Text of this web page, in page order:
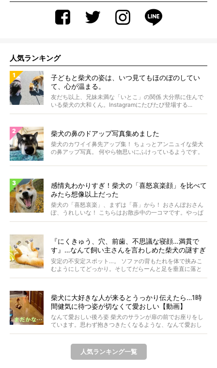
人気ランキング
子どもと柴犬の姿は、いつ見てもほのぼのしてい
て、心が温まる。
友だち以上、兄妹未満な「いとこ」の関係 大分県に住んで
いる柴犬の大和くん。Instagramにたびたび登場する...
柴犬の鼻のドアップ写真集めました
柴犬のカワイイ鼻先アップ集！ ちょっとアンニュイな柴犬
の鼻アップ写真。 何やら物思いにふけっているようです。
感情丸わかりすぎ！柴犬の「喜怒哀楽顔」を比べて
みたら想像以上だった
柴犬の「喜怒哀楽」、まずは「喜」から！ おさんぽおさん
ぽ、うれしいな！ こちらはお散歩中の一コマです。やっぱ
り...
『にくきゅう、穴、前歯、不思議な寝顔…満貫で
す』…なんて飼い主さんを言わしめた柴犬の謎すぎ
る寝相がコチラです。
安定の不安定スポット…。 ソファの背もたれを体で挟みこ
むようにしてどっかり。そしてだらーんと足を垂直に落と
して...
柴犬に大好きな人が来るとうっかり伝えたら…1時
間健気に待つ姿が切なくて愛おしい【動画】
なんて愛おしい後ろ姿 柴犬のサランが扉の前でお座りをし
ています。思わず抱きつきたくなるような、なんて愛おし
い背...
人気ランキング一覧